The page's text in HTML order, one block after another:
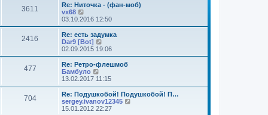
3611
Re: Ниточка - (фан-моб)
vx68
е
р
е
й
т
п
о
с
е
д
н
03.10.2016 12:50
2416
Re: есть задумка
Dar9 [Bot]
е
р
е
т
к
п
о
с
02.09.2015 19:06
477
Re: Ретро-флешмоб
Бамбуло
е
р
е
й
т
13.02.2017 11:15
704
Re: Подушкобой! Подушкобой! П…
sergey.ivanov12345
15.01.2012 22:27